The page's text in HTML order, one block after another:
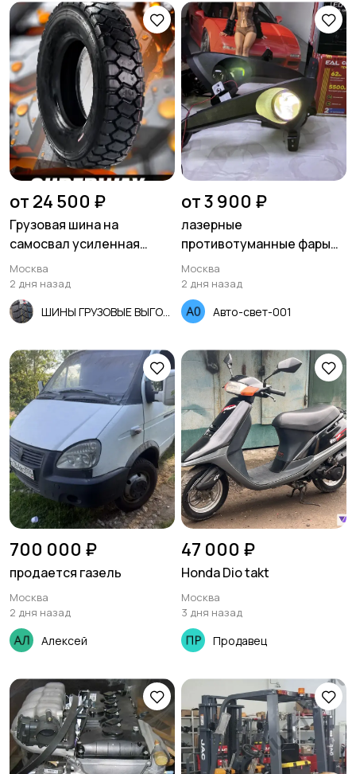
от 24 500 ₽
Грузовая шина на
самосвал усиленная
315/80R22.5 22 слоя
SUPERWAY 167/164E
Москва
2 дня назад
от 3 900 ₽
лазерные
противотуманные фары
на Хондай Солярис 1 2014-
2017г
Москва
2 дня назад
Авто-свет-001
700 000 ₽
продается газель
Москва
2 дня назад
Алексей
47 000 ₽
Honda Dio takt
Москва
3 дня назад
Продавец